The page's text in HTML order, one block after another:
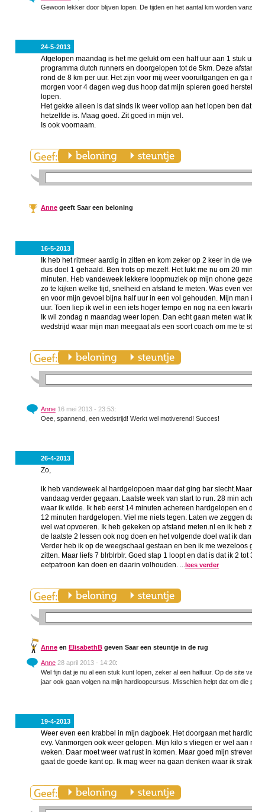
Gewoon lekker door blijven lopen. De tijden en het aantal km worden vanzelf
24-5-2013
Afgelopen maandag is het me gelukt om een half uur aan 1 stuk uit
programma dutch runners en doorgelopen tot de 5km. Deze afstand
rond de 8 km per uur. Het zijn voor mij weer vooruitgangen en ga nu
morgen voor 4 dagen weg dus hoop dat mijn spieren goed hersteld
lopen.
Het gekke alleen is dat sinds ik weer vollop aan het lopen ben dat ik
hetzelfde is. Maag goed. Zit goed in mijn vel.
Is ook voornaam.
Annegeeft Saar een beloning
16-5-2013
Ik heb het ritmeer aardig in zitten en kom zeker op 2 keer in de
dus doel 1 gehaald. Ben trots op mezelf. Het lukt me nu om 20
minuten. Heb vandeweek lekkere loopmuziek op mijn ohone gezet
zo te kijken welke tijd, snelheid en afstand te meten. Was even
en voor mijn gevoel bijna half uur in een vol gehouden. Mijn man is
uur. Toen liep ik wel in een iets hoger tempo en nog na een kwartier
Ik wil zondag n maandag weer lopen. Dan echt gaan meten wat ik
wedstrijd waar mijn man meegaat als een soort coach om me te
Anne 16 mei 2013 - 23:53:
Oee, spannend, een wedstrijd! Werkt wel motiverend! Succes!
26-4-2013
Zo,
ik heb vandeweek al hardgelopoen maar dat ging bar slecht.Maar
vandaag verder gegaan. Laatste week van start to run. 28 min
waar ik wilde. Ik heb eerst 14 minuten achereen hardgelopen en
12 minuten hardgelopen. Viel me niets tegen. Laten we zeggen dat
wel wat opvoeren. Ik heb gekeken op afstand meten.nl en ik heb zo
de laatste 2 lessen ook nog doen en het volgende doel wat ik dan
Verder heb ik op de weegschaal gestaan en ben ik me wezeloos
zitten. Maar liefs 7 blrblrblr. Goed stap 1 loopt en dat is dat ik 2 tot 3
eetpatroon kan doen en daarin volhouden. ...lees verder
Anneen ElisabethBgeven Saar een steuntje in de rug
Anne 28 april 2013 - 14:20:
Wel fijn dat je nu al een stuk kunt lopen, zeker al een halfuur. Op de site van
jaar ook gaan volgen na mijn hardloopcursus. Misschien helpt dat om die
19-4-2013
Weer even een krabbel in mijn dagboek. Het doorgaan met
evy. Vanmorgen ook weer gelopen. Mijn kilo s vliegen er wel aan
weken. Daar moet weer wat rust in komen. Maar goed mijn streven
gaat de goede kant op. Ik mag weer na gaan denken waar ik straks